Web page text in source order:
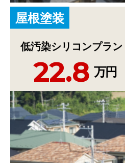
屋根塗装
低汚染シリコンプラン
22.8 万円